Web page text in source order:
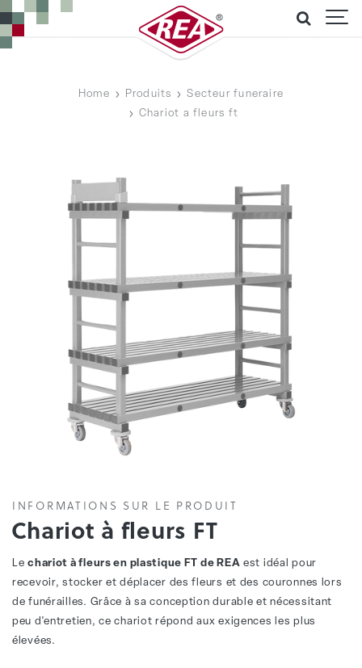
Home Produits
Secteur funeraire
Chariot a fleurs ft
INFORMATIONS SUR LE PRODUIT
Chariot à fleurs FT
Lechariot à fleurs en plastique FT de REA est idéal pour
recevoir, stocker et déplacer des fleurs et des couronnes lors
de funérailles. Grâce à sa conception durable et nécessitant
peu d'entretien, ce chariot répond aux exigences les plus
élevées.